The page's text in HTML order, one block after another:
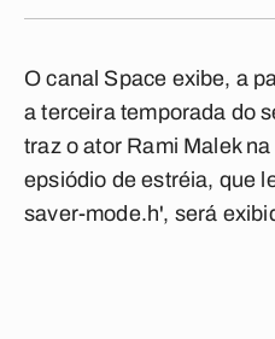
O canal Space exibe, a
a terceira temporada do
traz o ator Rami Malekna
epsiódio de estréia, que
saver-mode.h', será